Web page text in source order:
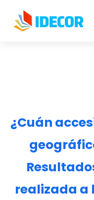
¿Cuán
realizada a